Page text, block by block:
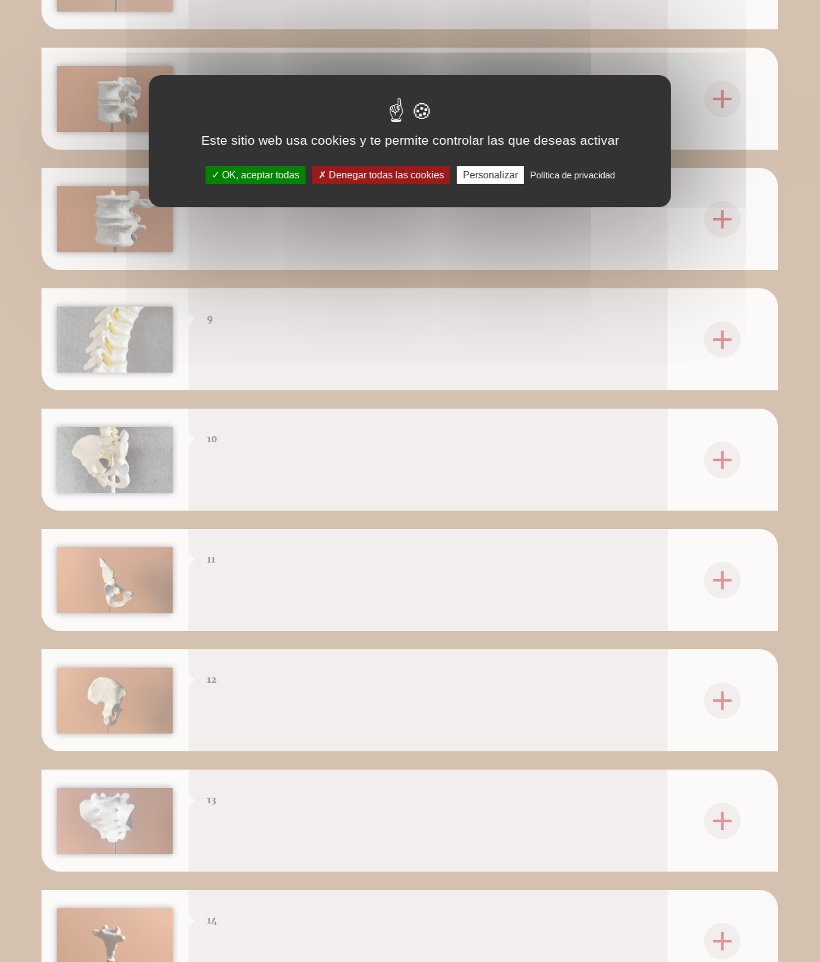
7
9
10
11
12
13
14
Este sitio web usa cookies y te permite controlar las que deseas activar
OK, aceptar todas Denegar todas las cookies Personalizar Política de privacidad